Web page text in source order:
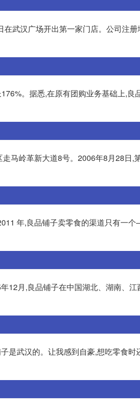
武汉广场开出第一家门店。公司注
。据悉,在原有团购业务基础上,良
马岭革新大道8号。2006年8月28日,
年,良品铺子卖零食的渠道只有一
月,良品铺子在中国湖北、湖南、江
是武汉的。让我感到自豪,想吃零食时